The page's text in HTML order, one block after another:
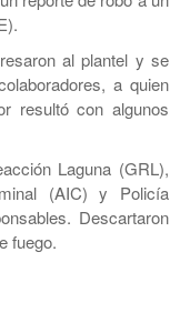
al plantel y se
a quien
resultó con algunos
Laguna (GRL),
(AIC) y Policía
Descartaron
fuego.